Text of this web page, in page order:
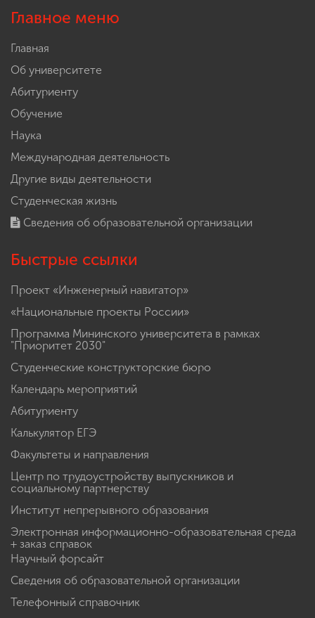
Главное меню
Главная
Об университете
Абитуриенту
Обучение
Наука
Международная деятельность
Другие виды деятельности
Студенческая жизнь
Сведения об образовательной организации
Быстрые ссылки
Проект «Инженерный навигатор»
«Национальные проекты России»
Программа Мининского университета в рамках
"Приоритет 2030"
Студенческие конструкторские бюро
Календарь мероприятий
Абитуриенту
Калькулятор ЕГЭ
Факультеты и направления
Центр по трудоустройству выпускников и
социальному партнерству
Институт непрерывного образования
Электронная информационно-образовательная среда
+ заказ справок
Научный форсайт
Сведения об образовательной организации
Телефонный справочник